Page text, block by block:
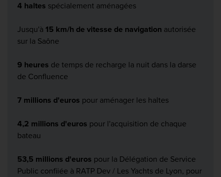
4 haltes spécialement aménagées
Jusqu'à 15 km/h de vitesse de navigation autorisée
sur la Saône
9 heures de temps de recharge la nuit dans la darse
de Confluence
7 millions d'euros pour aménager les haltes
4,2 millions d'euros pour l'acquisition de chaque
bateau
53,5 millions d'euros pour la Délégation de Service
Public confiiée à RATP Dev / Les Yachts de Lyon, pour